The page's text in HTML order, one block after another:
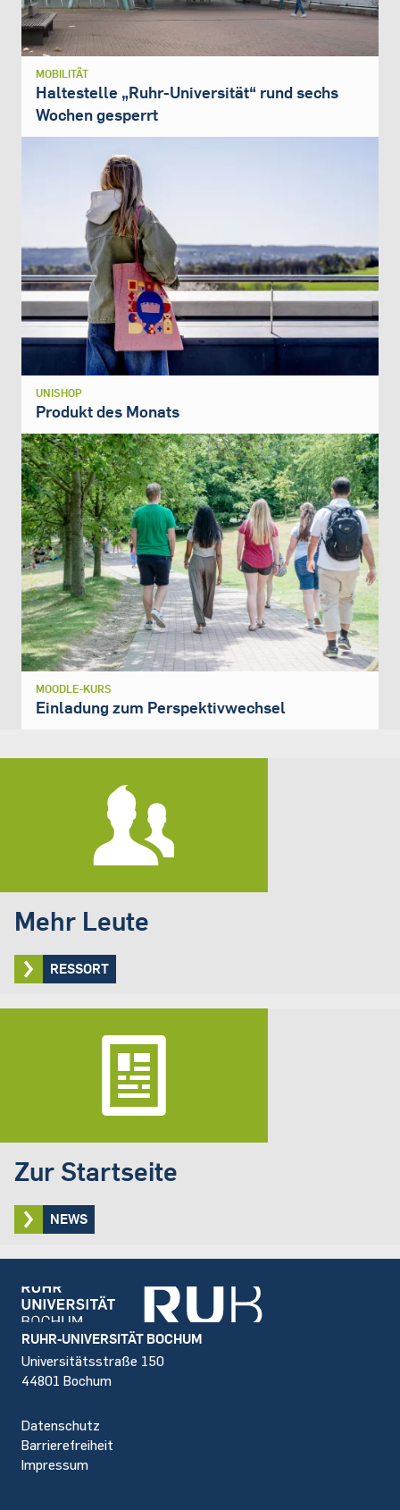
MOBILITÄT
Haltestelle „Ruhr-Universität“ rund sechs
Wochen gesperrt
UNISHOP
Produkt des Monats
MOODLE-KURS
Einladung zum Perspektivwechsel
Mehr Leute
RESSORT
Zur Startseite
NEWS
Footer
RUHR-UNIVERSITÄT BOCHUM
Universitätsstraße 150
44801 Bochum
Datenschutz
Barrierefreiheit
Impressum